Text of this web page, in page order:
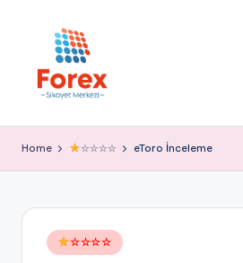
Home ☆☆☆☆ eToro İnceleme
Posted
in
☆☆☆☆